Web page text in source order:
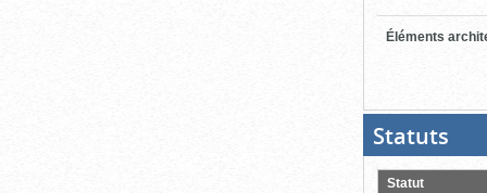
Éléments
Statuts
pour
Statut